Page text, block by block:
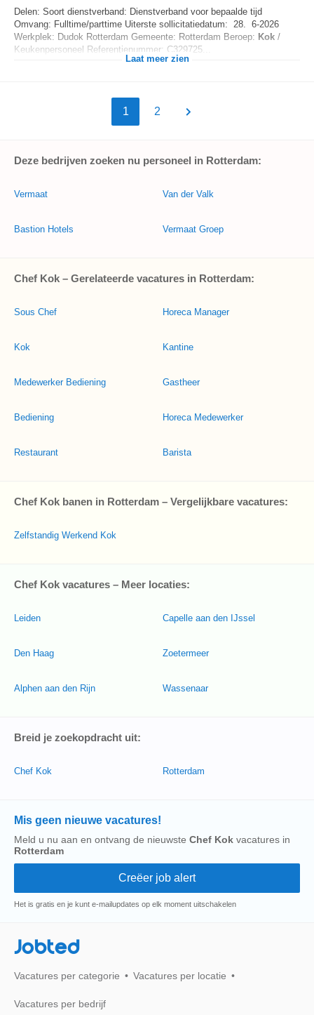
Delen: Soort dienstverband: Dienstverband voor bepaalde tijd
Omvang: Fulltime/parttime Uiterste sollicitatiedatum: 28. 6-2026
Werkplek: Dudok Rotterdam Gemeente: Rotterdam Beroep: Kok /
Keukenpersoneel Referentienummer: C329725...
Laat meer zien
1 2
Deze bedrijven zoeken nu personeel in Rotterdam:
Vermaat
Bastion Hotels
Van der Valk
Vermaat Groep
Chef Kok – Gerelateerde vacatures in Rotterdam:
Sous Chef
Kok
Medewerker Bediening
Bediening
Restaurant
Horeca Manager
Kantine
Gastheer
Horeca Medewerker
Barista
Chef Kok banen in Rotterdam – Vergelijkbare vacatures:
Zelfstandig Werkend Kok
Chef Kok vacatures – Meer locaties:
Leiden
Den Haag
Alphen aan den Rijn
Capelle aan den IJssel
Zoetermeer
Wassenaar
Breid je zoekopdracht uit:
Chef Kok Rotterdam
Mis geen nieuwe vacatures!
Meld u nu aan en ontvang de nieuwste Chef Kok vacatures in
Rotterdam
Het is gratis en je kunt e-mailupdates op elk moment uitschakelen
Jobted
Vacatures per categorie Vacatures per locatie
Vacatures per bedrijf